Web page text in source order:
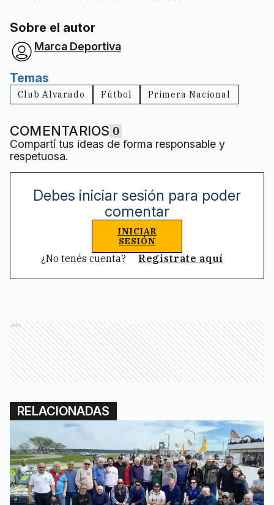
Sobre el autor
Marca Deportiva
Temas
Club Alvarado Fútbol Primera Nacional
COMENTARIOS 0
Compartí tus ideas de forma responsable y
respetuosa.
Debes iniciar sesión para poder
comentar
INICIAR
SESIÓN
¿No tenés cuenta? Registrate aquí
Ads
RELACIONADAS